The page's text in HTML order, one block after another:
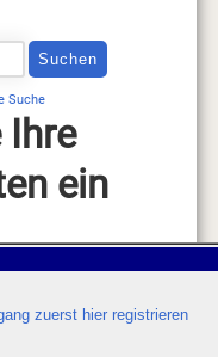
Suche
Ihre
ein
zuerst hier registrieren